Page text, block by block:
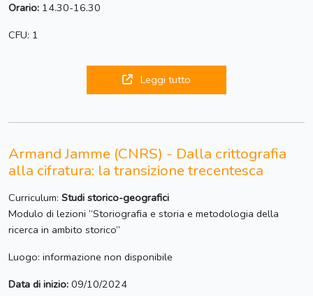
Orario: 14.30-16.30
CFU: 1
Leggi tutto
Armand Jamme (CNRS) - Dalla crittografia
alla cifratura: la transizione trecentesca
Curriculum: Studi storico-geografici
Modulo di lezioni “Storiografia e storia e metodologia della
ricerca in ambito storico”
Luogo: informazione non disponibile
Data di inizio: 09/10/2024